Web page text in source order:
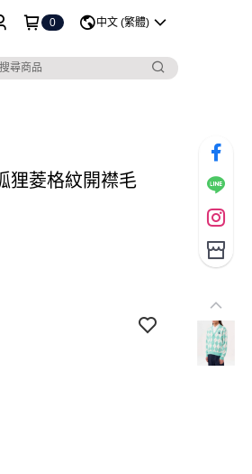
0 中文 (繁體)
狸菱格紋開襟毛